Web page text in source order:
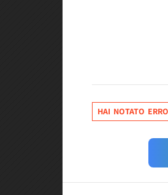
HAI NOTATO